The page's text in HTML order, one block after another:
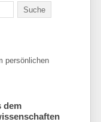
persönlichen
dem